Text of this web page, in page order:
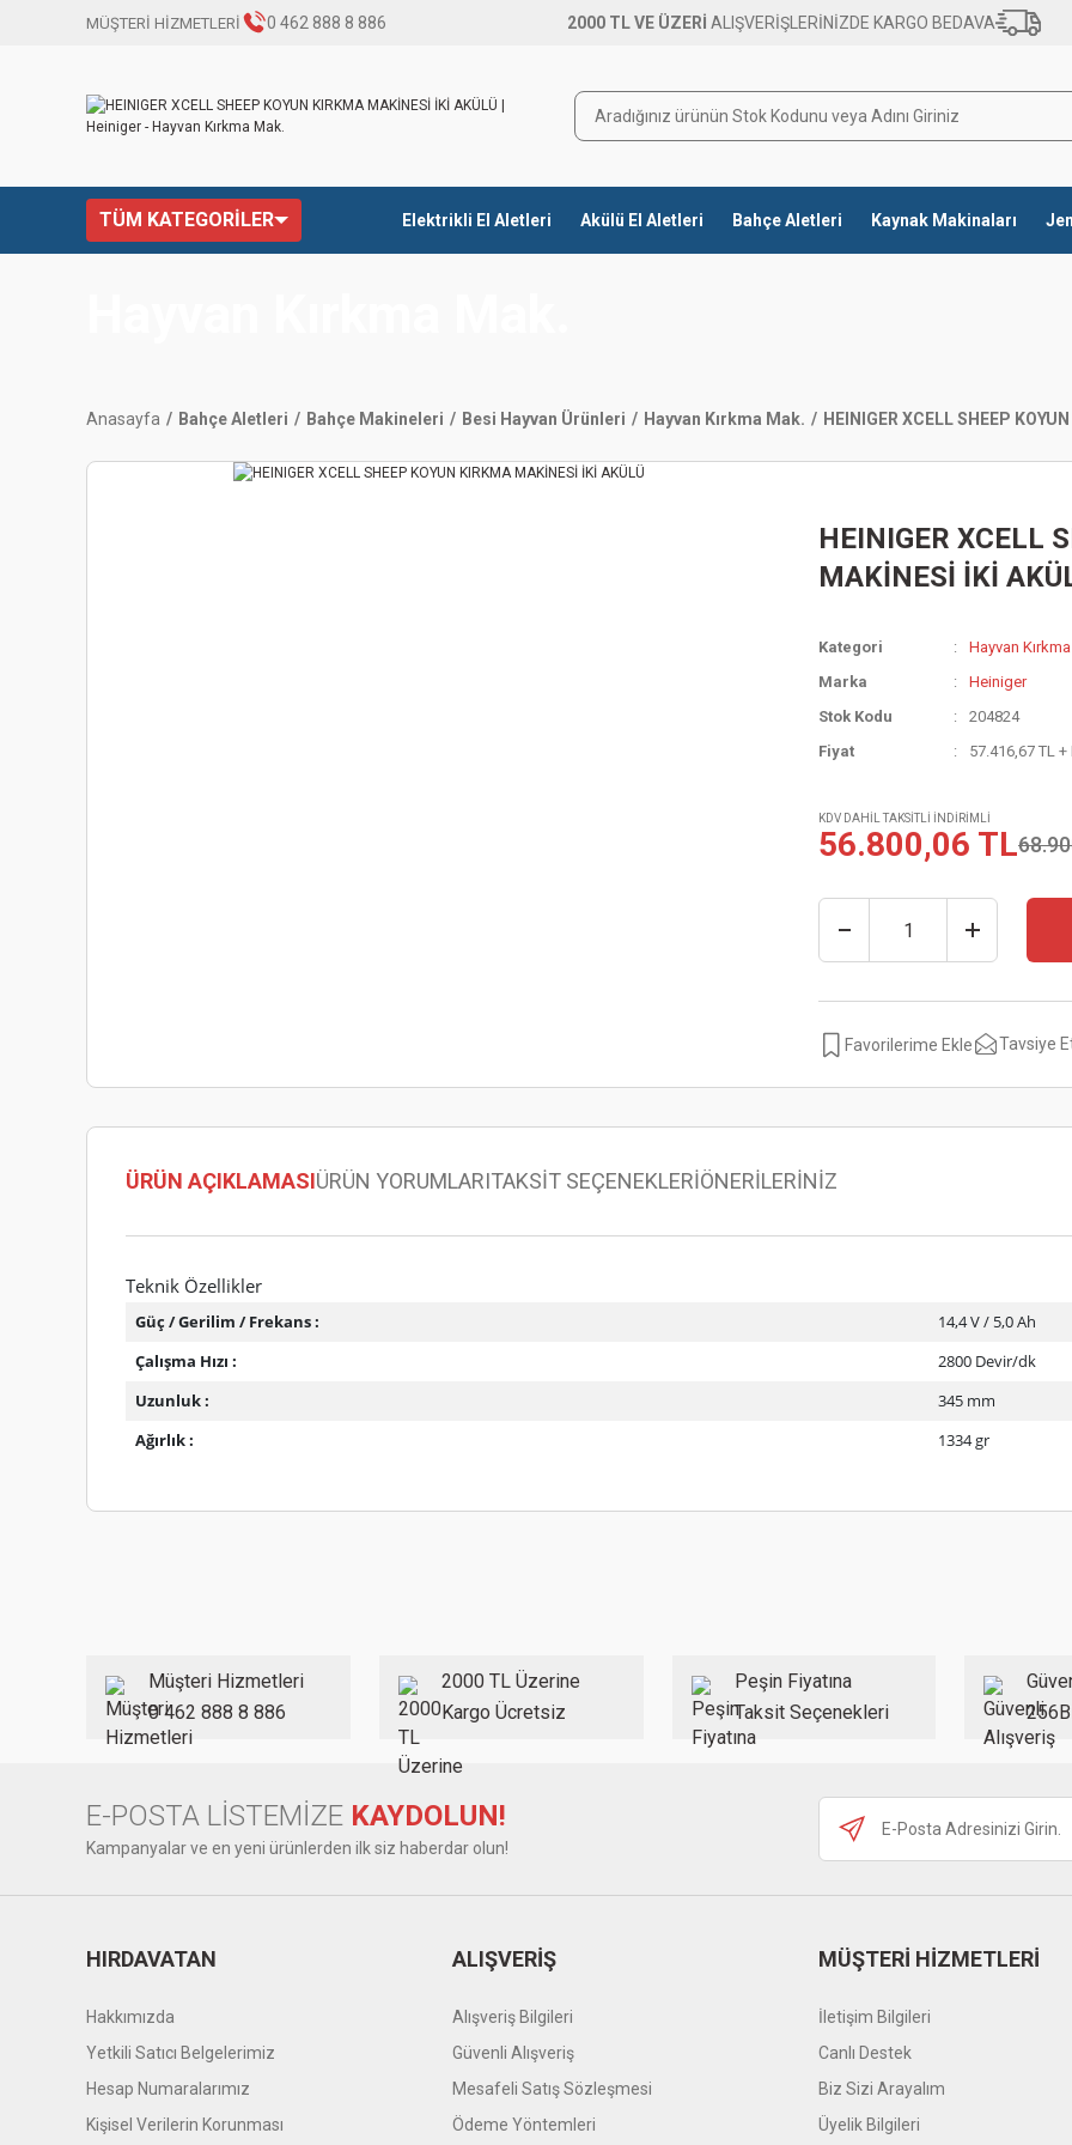
MÜŞTERİ HİZMETLERİ 0 462 888 8 886 2000 TL VE ÜZERİ ALIŞVERİŞLERİNİZDE KARGO BEDAVA
TÜM KATEGORİLER Elektrikli El Aletleri Akülü El Aletleri Bahçe Aletleri Kaynak Makinaları
Anasayfa Bahçe Aletleri Bahçe Makineleri Besi Hayvan Ürünleri Hayvan Kırkma Mak. HEINIGER XCELL SHEEP
HEINIGER XCELL
MAKİNESİ İKİ
Kategori
Hayvan
Marka
Heiniger
Stok Kodu
204824
Fiyat
57.416,67 TL +
KDV DAHİL TAKSİTLİ İNDİRİMLİ
56.800,06 TL
Tavsiye
ÜRÜN AÇIKLAMASIÜRÜN YORUMLARITAKSİT SEÇENEKLERİÖNERİLERİNİZ
Teknik Özellikler
Güç / Gerilim / Frekans :
14,4 V / 5,0 Ah
Çalışma Hızı :
2800 Devir/dk
Uzunluk :
345 mm
Ağırlık :
1334 gr
Ürün bilgilerinde hatalar bulunuyor.
Ürün fiyatı diğer sitelerden daha pahalı.
Bu ürüne benzer farklı alternatifler olmalı.
Gönder
Müşteri Hizmetleri
0 462 888 8 886
2000 TL Üzerine
Kargo Ücretsiz
Peşin Fiyatına
Taksit Seçenekleri
E-POSTA LİSTEMİZE KAYDOLUN!
Kampanyalar ve en yeni ürünlerden ilk siz haberdar olun!
HIRDAVATAN
Hakkımızda
Yetkili Satıcı Belgelerimiz
Hesap Numaralarımız
Kişisel Verilerin Korunması
ALIŞVERİŞ
Alışveriş Bilgileri
Güvenli Alışveriş
Mesafeli Satış Sözleşmesi
Ödeme Yöntemleri
MÜŞTERİ HİZMETLERİ
İletişim Bilgileri
Canlı Destek
Biz Sizi Arayalım
Üyelik Bilgileri